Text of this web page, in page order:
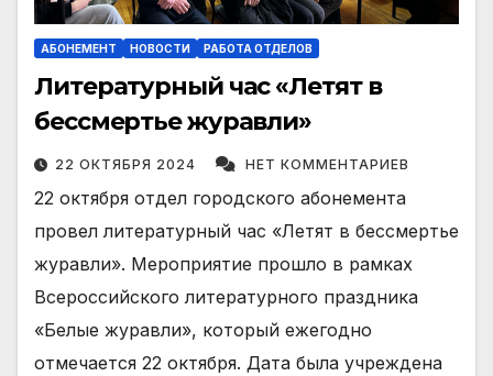
АБОНЕМЕНТ НОВОСТИ РАБОТА ОТДЕЛОВ
Литературный час «Летят в
бессмертье журавли»
22 ОКТЯБРЯ 2024 НЕТ КОММЕНТАРИЕВ
22 октября отдел городского абонемента
провел литературный час «Летят в бессмертье
журавли». Мероприятие прошло в рамках
Всероссийского литературного праздника
«Белые журавли», который ежегодно
отмечается 22 октября. Дата была учреждена